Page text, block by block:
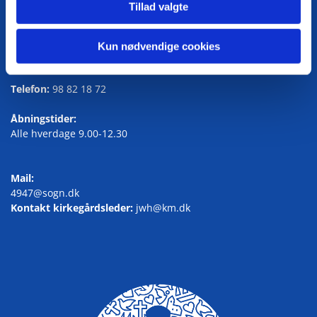
Tillad valgte
Kun nødvendige cookies
Kirkegårdskontoret
Knudsgade 125, 9700 Brønderslev
Telefon: 98 82 18 72
Åbningstider:
Alle hverdage 9.00-12.30
Mail:
4947@sogn.dk
Kontakt kirkegårdsleder: jwh@km.dk